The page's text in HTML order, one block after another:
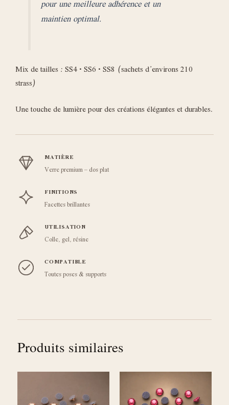
pour une meilleure adhérence et un
maintien optimal.
Mix de tailles : SS4 • SS6 • SS8 (sachets d’environs 210
strass)
Une touche de lumière pour des créations élégantes et durables.
MATIÈRE
Verre premium – dos plat
FINITIONS
Facettes brillantes
UTILISATION
Colle, gel, résine
COMPATIBLE
Toutes poses & supports
Produits similaires